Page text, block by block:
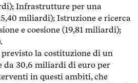
Infrastrutture per una
miliardi); Istruzione e ricerca
e coesione (19,81 miliardi);
la costituzione di un
da 30,6 miliardi di euro per
in questi ambiti, che